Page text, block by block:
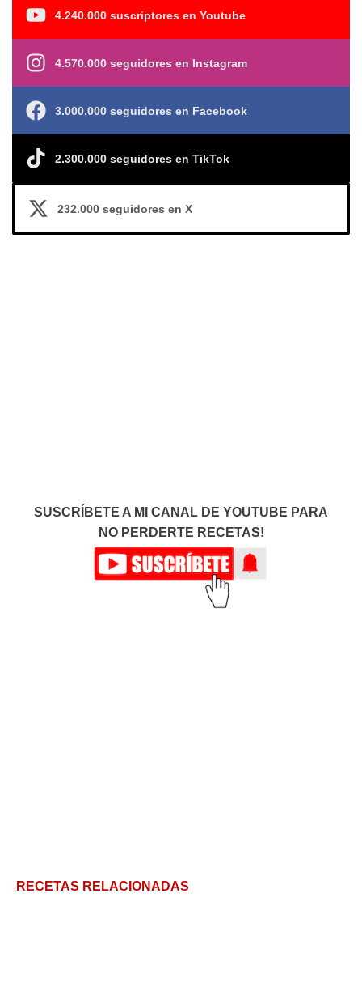
4.240.000 suscriptores en Youtube
4.570.000 seguidores en Instagram
3.000.000 seguidores en Facebook
2.300.000 seguidores en TikTok
232.000 seguidores en X
SUSCRÍBETE A MI CANAL DE YOUTUBE PARA
NO PERDERTE RECETAS!
RECETAS RELACIONADAS